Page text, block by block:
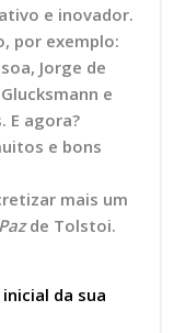
e inovador.
por exemplo:
Jorge de
e
E agora?
e bons
mais um
de Tolstoi.
da sua